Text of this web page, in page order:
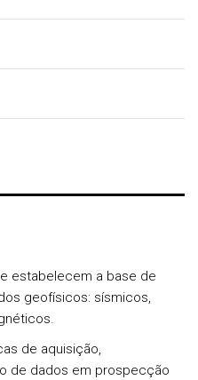
estabelecem a base de
geofísicos: sísmicos,
de aquisição,
de dados em prospecção